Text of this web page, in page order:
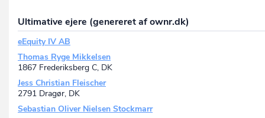
Ultimative ejere (genereret af ownr.dk)
eEquity IV AB
Thomas Ryge Mikkelsen
1867 Frederiksberg C, DK
Jess Christian Fleischer
2791 Dragør, DK
Sebastian Oliver Nielsen Stockmarr